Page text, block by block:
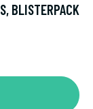
BLISTERPACK